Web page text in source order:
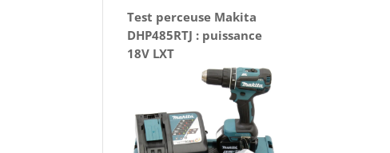
Test perceuse Makita
DHP485RTJ : puissance
18V LXT